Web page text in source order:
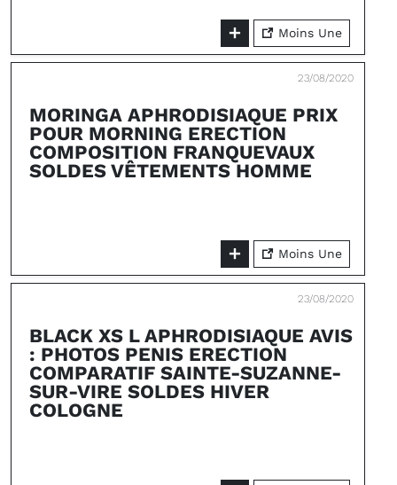
Moins Une
23/08/2020
MORINGA APHRODISIAQUE PRIX
POUR MORNING ERECTION
COMPOSITION FRANQUEVAUX
SOLDES VÊTEMENTS HOMME
Moins Une
23/08/2020
BLACK XS L APHRODISIAQUE AVIS
: PHOTOS PENIS ERECTION
COMPARATIF SAINTE-SUZANNE-
SUR-VIRE SOLDES HIVER
COLOGNE